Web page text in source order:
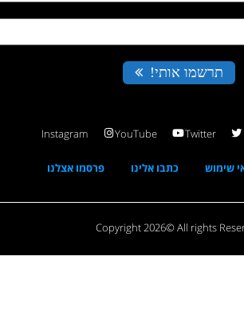
Twitter
YouTube
Instagram
שימוש כתבו אלינו פרסמו אצלנו
Copyright 2026© All rights